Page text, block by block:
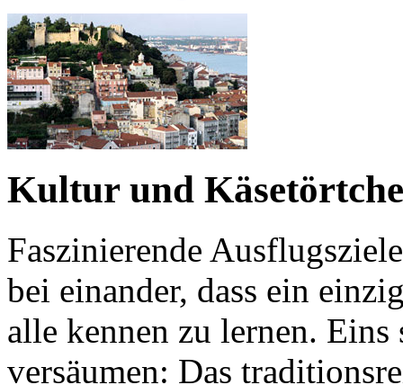
Kultur und
Faszinierende
bei einander, dass ein
alle kennen zu lernen.
versäumen: Das